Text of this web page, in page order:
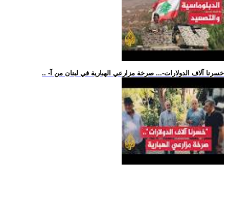
.. -خسرنا آلاف الدولارات-... صرخة مزارعي الهبارية في لبنان من آ